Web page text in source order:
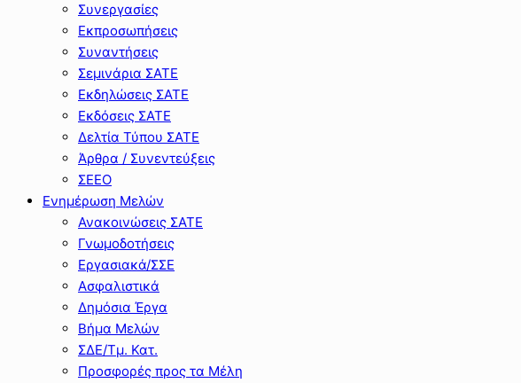
Συνεργασίες
Εκπροσωπήσεις
Συναντήσεις
Σεμινάρια ΣΑΤΕ
Εκδηλώσεις ΣΑΤΕ
Εκδόσεις ΣΑΤΕ
Δελτία Τύπου ΣΑΤΕ
Άρθρα / Συνεντεύξεις
ΣΕΕΟ
Ενημέρωση Μελών
Ανακοινώσεις ΣΑΤΕ
Γνωμοδοτήσεις
Εργασιακά/ΣΣΕ
Ασφαλιστικά
Δημόσια Έργα
Βήμα Μελών
ΣΔΕ/Τμ. Κατ.
Προσφορές προς τα Μέλη